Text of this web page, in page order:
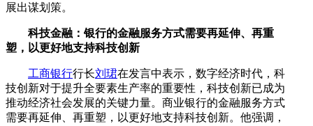
展出谋划策。
科技金融：银行的金融服务方式需要再延伸、再重
塑，以更好地支持科技创新
工商银行行长刘珺在发言中表示，数字经济时代，科
技创新对于提升全要素生产率的重要性，科技创新已成为
推动经济社会发展的关键力量。商业银行的金融服务方式
需要再延伸、再重塑，以更好地支持科技创新。他强调，